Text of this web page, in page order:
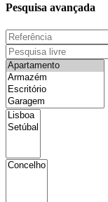
Pesquisa avançada